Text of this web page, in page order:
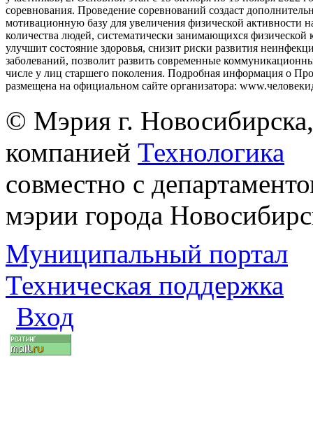
соревнования. Проведение соревнований создаст
мотивационную базу для увеличения физической активности
количества людей, систематически занимающихся физической
улучшит состояние здоровья, снизит риски развития
заболеваний, позволит развить современные
числе у лиц старшего поколения. Подробная информация о
размещена на официальном сайте организатора:
© Мэрия г.
компанией Технологика
совместно с
мэрии города
Муниципальный портал
Техническая поддержка
Вход